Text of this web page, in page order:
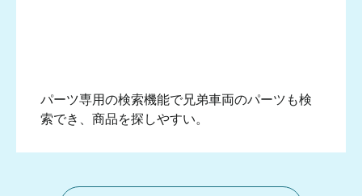
パーツ専用の検索機能で兄弟車両のパーツも検
索でき、商品を探しやすい。